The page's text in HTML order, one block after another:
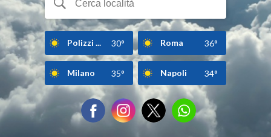
Polizzi ... 30° Roma 36°
Milano 35° Napoli 34°